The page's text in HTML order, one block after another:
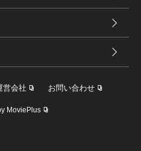
営会社 お問い合わせ
MoviePlus